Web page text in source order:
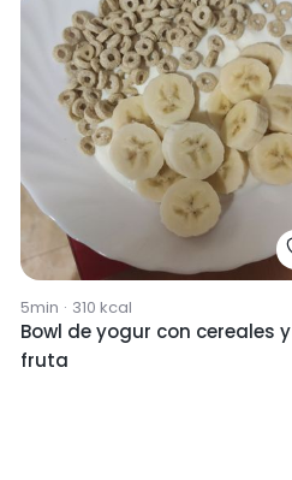
5min · 310 kcal
Bowl de yogur con cereales y
fruta